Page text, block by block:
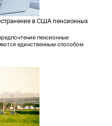
в США пенсионных
пенсионные
единственным способом